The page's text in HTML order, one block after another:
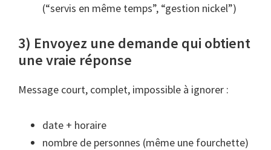
(“servis en même temps”, “gestion nickel”)
3) Envoyez une demande qui obtient
une vraie réponse
Message court, complet, impossible à ignorer :
date + horaire
nombre de personnes (même une fourchette)